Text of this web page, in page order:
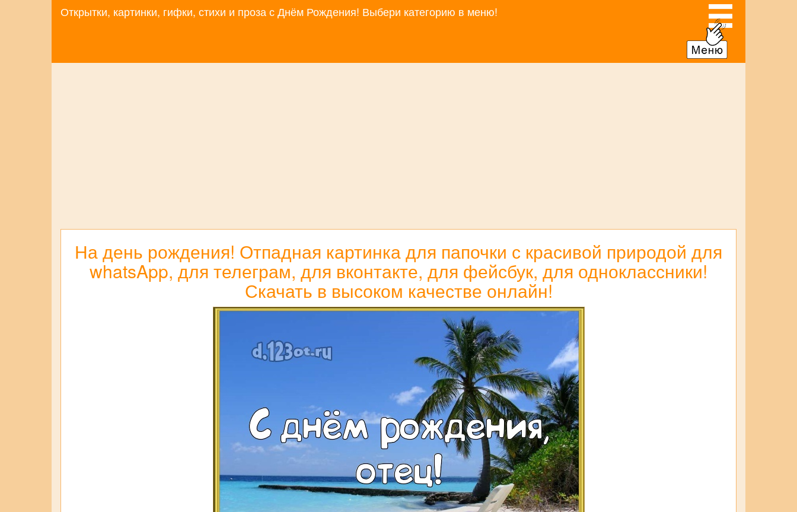
Открытки, картинки, гифки, стихи и проза с Днём Рождения! Выбери категорию в меню!
На день рождения! Отпадная картинка для папочки с красивой природой для
whatsApp, для телеграм, для вконтакте, для фейсбук, для одноклассники!
Скачать в высоком качестве онлайн!